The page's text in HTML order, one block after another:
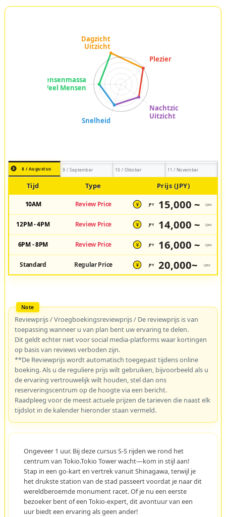
8 / Augustus 9 / September 10 / Oktober 11 / November
Tijd Type Prijs (JPY)
10AM Review Price ¥ JPY 15,000 ~ /pax
12PM - 4PM Review Price ¥ JPY 14,000 ~ /pax
6PM - 8PM Review Price ¥ JPY 16,000 ~ /pax
Standard Regular Price ¥ JPY 20,000~ /pax
Reviewprijs / Vroegboekingsreviewprijs / De reviewprijs is van
toepassing wanneer u van plan bent uw ervaring te delen.
Dit geldt echter niet voor social media-platforms waar kortingen
op basis van reviews verboden zijn.
**De Reviewprijs wordt automatisch toegepast tijdens online
boeking. Als u de reguliere prijs wilt gebruiken, bijvoorbeeld als u
de ervaring vertrouwelijk wilt houden, stel dan ons
reserveringscentrum op de hoogte via een bericht.
Raadpleeg voor de meest actuele prijzen de tarieven die naast elk
tijdslot in de kalender hieronder staan vermeld.
Ongeveer 1 uur. Bij deze cursus S-S rijden we rond het
centrum van Tokio.Tokio Tower wacht—kom in stijl aan!
Stap in een go-kart en vertrek vanuit Shinagawa, terwijl je
het drukste station van de stad passeert voordat je naar dit
wereldberoemde monument racet. Of je nu een eerste
bezoeker bent of een Tokio-expert, dit avontuur van een
uur biedt een ervaring als geen ander!